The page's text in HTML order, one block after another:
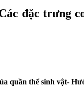
đặc trưng
quần thể sinh vật-